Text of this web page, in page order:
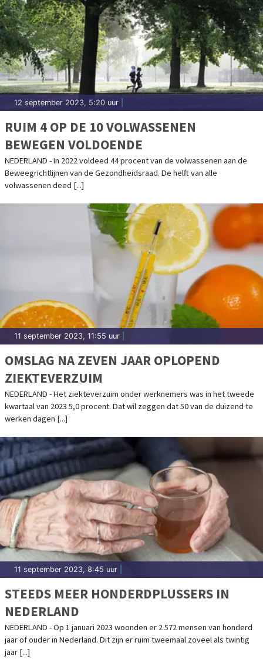
12 september 2023, 5:20 uur
RUIM 4 OP DE 10 VOLWASSENEN
BEWEGEN VOLDOENDE
NEDERLAND - In 2022 voldeed 44 procent van de volwassenen aan de
Beweegrichtlijnen van de Gezondheidsraad. De helft van alle
volwassenen deed [...]
11 september 2023, 11:55 uur
OMSLAG NA ZEVEN JAAR OPLOPEND
ZIEKTEVERZUIM
NEDERLAND - Het ziekteverzuim onder werknemers was in het tweede
kwartaal van 2023 5,0 procent. Dat wil zeggen dat 50 van de duizend te
werken dagen [...]
11 september 2023, 8:45 uur
STEEDS MEER HONDERDPLUSSERS IN
NEDERLAND
NEDERLAND - Op 1 januari 2023 woonden er 2 572 mensen van honderd
jaar of ouder in Nederland. Dit zijn er ruim tweemaal zoveel als twintig
jaar [...]